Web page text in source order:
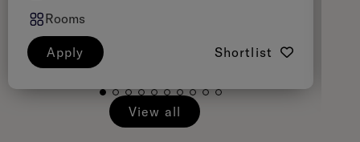
Rooms
Apply Shortlist
View all